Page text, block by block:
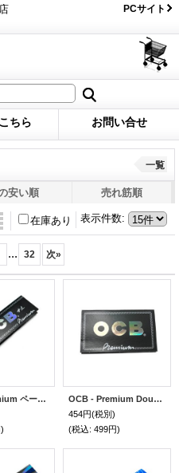
PCサイト
ちら お問い合せ
一覧
安い順 売れ筋順
表示件数:
在庫あり
... 32 次»
OCB - Premium ペーパー 巻紙 レギュラーサイズ 70mm
OCB - Premium Double ダブル ペーパー 巻紙 レギュラーサイズ 70mm
454円(税別)
(税込: 499円)